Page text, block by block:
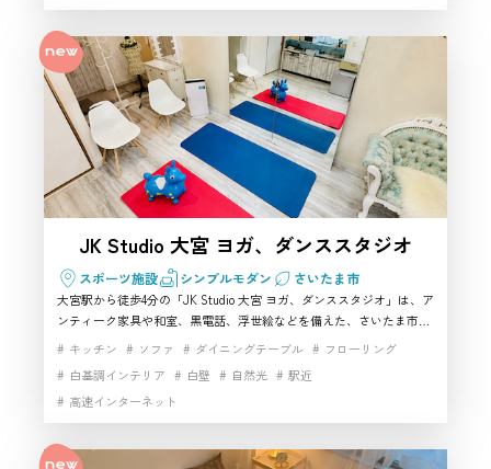
方におすすめです。 さいたま市のハウススタジオ・レンタルスタジオ
です
JK Studio 大宮 ヨガ、ダンススタジオ
スポーツ施設 シンプルモダン さいたま市
大宮駅から徒歩4分の「JK Studio 大宮 ヨガ、ダンススタジオ」は、ア
ンティーク家具や和室、黒電話、浮世絵などを備えた、さいたま市で
使いやすいハウススタジオです。ヨガやピラティスなどの少人数レッ
すい撮影スタジオとして利用できます。駅近でアクセスしやすく、レ
トロ調やアンティーク調の雰囲気を活かした撮影をしたい方におすす
めです。 さいたま市のハウススタジオ・レンタルスタジオです
キッチン ソファ ダイニングテーブル
フローリング
白基調インテリア
白壁 自然光
駅近
高速インターネット